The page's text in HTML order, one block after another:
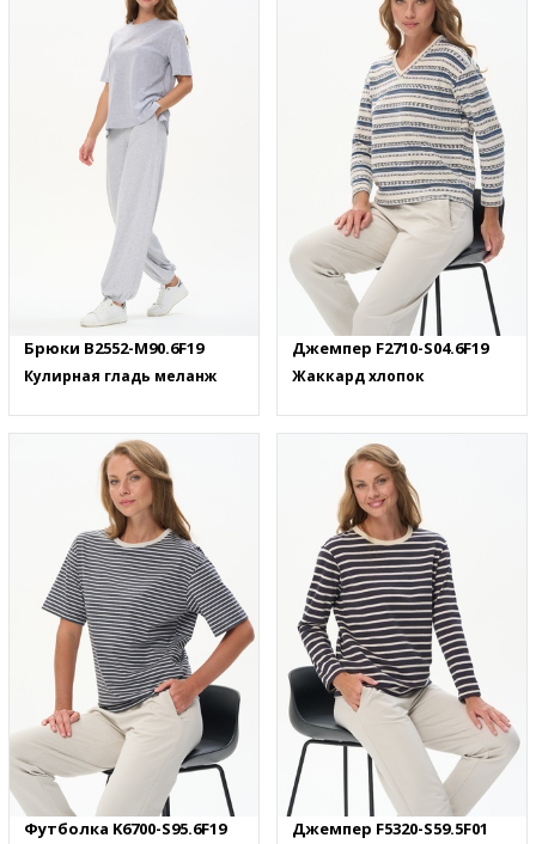
Брюки B2552-M90.6F19
Кулирная гладь меланж
Джемпер F2710-S04.6F19
Жаккард хлопок
Футболка K6700-S95.6F19 Джемпер F5320-S59.5F01